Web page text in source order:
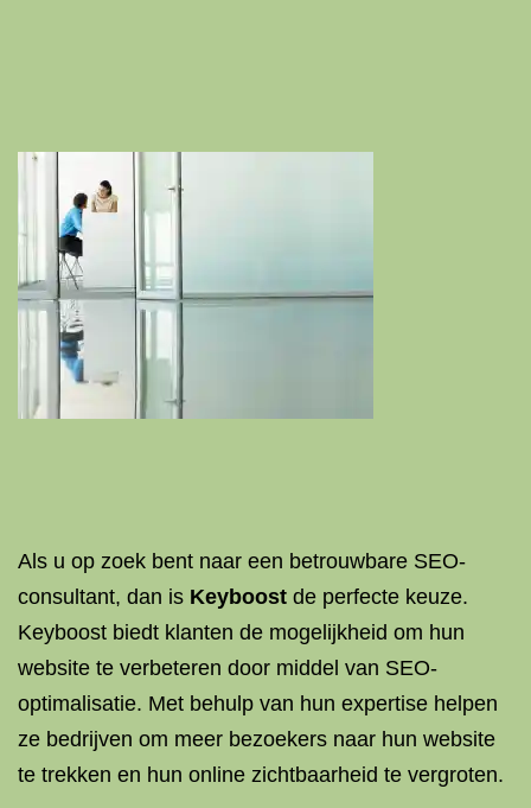
Als u op zoek bent naar een betrouwbare SEO-
consultant, dan is Keyboost de perfecte keuze.
Keyboost biedt klanten de mogelijkheid om hun
website te verbeteren door middel van SEO-
optimalisatie. Met behulp van hun expertise helpen
ze bedrijven om meer bezoekers naar hun website
te trekken en hun online zichtbaarheid te vergroten.